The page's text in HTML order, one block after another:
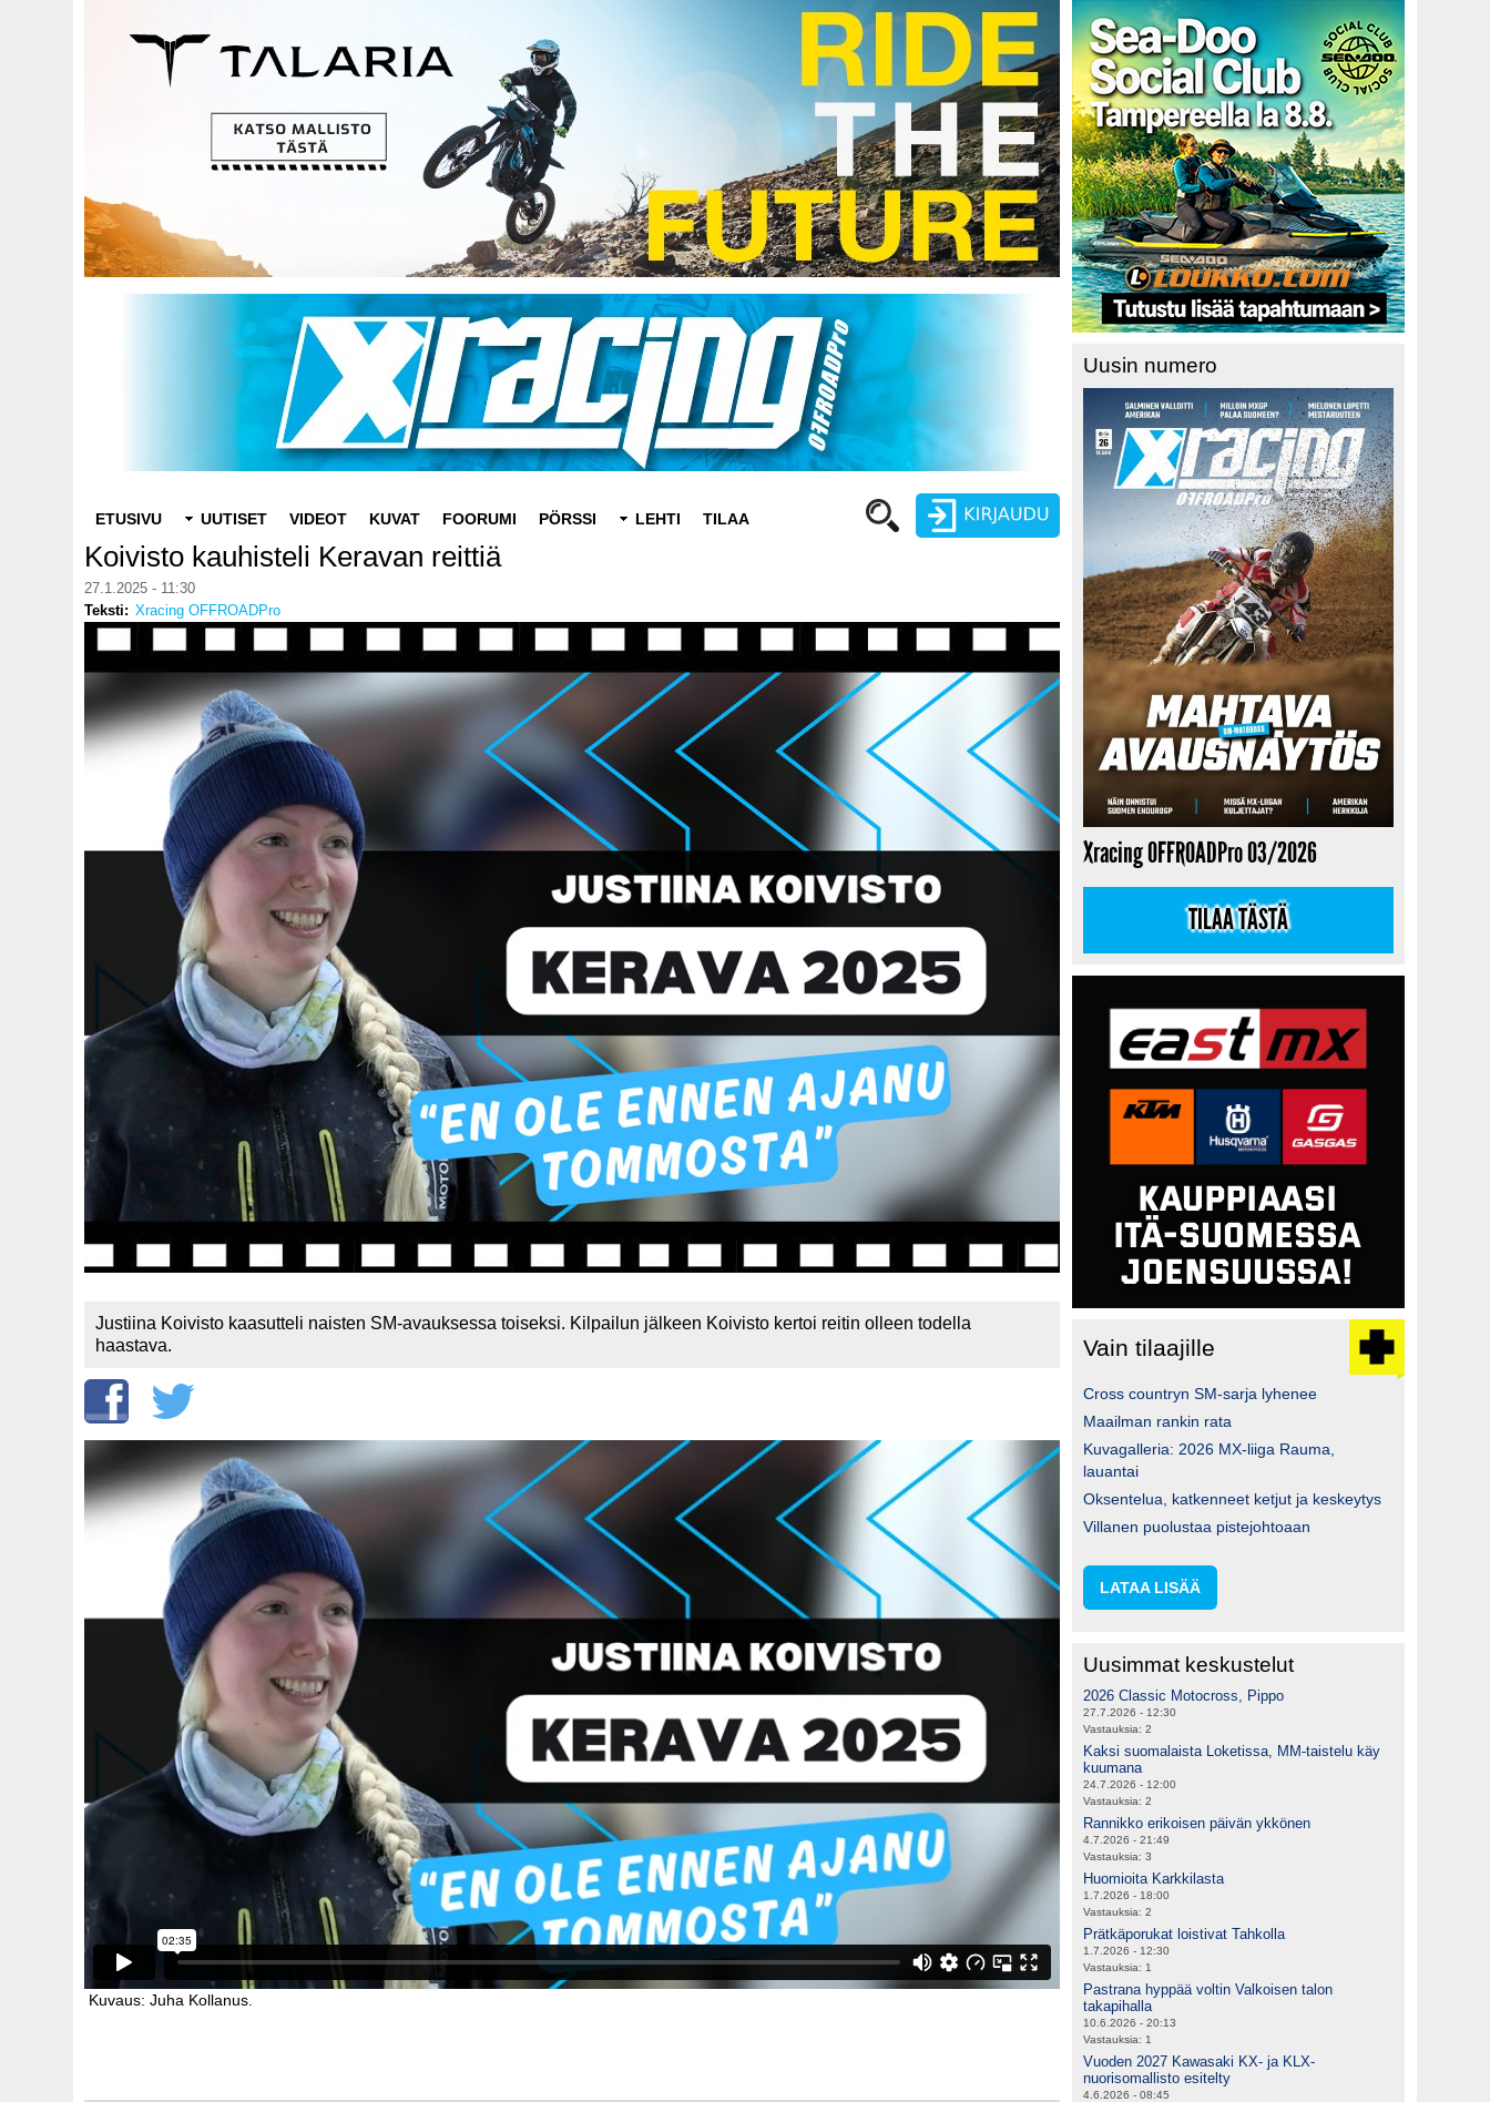
Salasana
Luo uusi käyttäjätili
Vaihda salasana
navigation
ETUSIVU UUTISET VIDEOT KUVAT FOORUMI PÖRSSI LEHTI TILAA
Koivisto kauhisteli Keravan reittiä
27.1.2025 - 11:30
Teksti
Xracing OFFROADPro
Justiina Koivisto kaasutteli naisten SM-avauksessa toiseksi. Kilpailun jälkeen Koivisto kertoi reitin olleen todella
haastava.
Kuvaus: Juha Kollanus.
Uusin numero
Xracing OFFROADPro 03/2026
TILAA TÄSTÄ
Vain tilaajille
Cross countryn SM-sarja lyhenee
Maailman rankin rata
Kuvagalleria: 2026 MX-liiga Rauma,
lauantai
Oksentelua, katkenneet ketjut ja keskeytys
Villanen puolustaa pistejohtoaan
LATAA LISÄÄ
Uusimmat keskustelut
2026 Classic Motocross, Pippo
27.7.2026 - 12:30
Vastauksia: 2
Kaksi suomalaista Loketissa, MM-taistelu käy
kuumana
24.7.2026 - 12:00
Vastauksia: 2
Rannikko erikoisen päivän ykkönen
4.7.2026 - 21:49
Vastauksia: 3
Huomioita Karkkilasta
1.7.2026 - 18:00
Vastauksia: 2
Prätkäporukat loistivat Tahkolla
1.7.2026 - 12:30
Vastauksia: 1
Pastrana hyppää voltin Valkoisen talon
takapihalla
10.6.2026 - 20:13
Vastauksia: 1
Vuoden 2027 Kawasaki KX- ja KLX-
nuorisomallisto esitelty
4.6.2026 - 08:45